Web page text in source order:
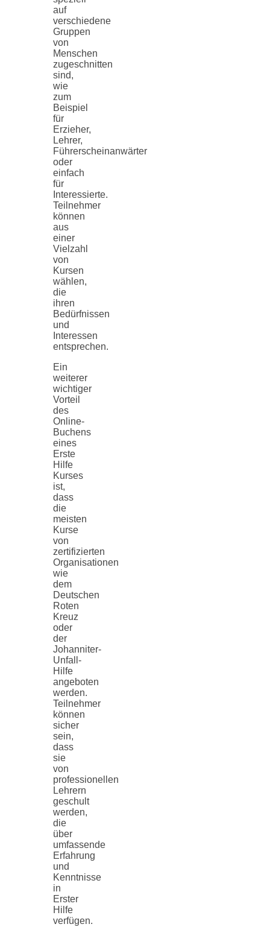
auf
verschiedene
Gruppen
von
Menschen
zugeschnitten
sind,
wie
zum
Beispiel
für
Erzieher,
Lehrer,
Führerscheinanwärter
oder
einfach
für
Interessierte.
Teilnehmer
können
aus
einer
Vielzahl
von
Kursen
wählen,
die
ihren
Bedürfnissen
und
Interessen
entsprechen.
Ein
weiterer
wichtiger
Vorteil
des
Online-
Buchens
eines
Erste
Hilfe
Kurses
ist,
dass
die
meisten
Kurse
von
zertifizierten
Organisationen
wie
dem
Deutschen
Roten
Kreuz
oder
der
Johanniter-
Unfall-
Hilfe
angeboten
werden.
Teilnehmer
können
sicher
sein,
dass
sie
von
professionellen
Lehrern
geschult
werden,
die
über
umfassende
Erfahrung
und
Kenntnisse
in
Erster
Hilfe
verfügen.